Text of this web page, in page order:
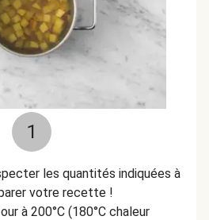
1
les quantités indiquées à
votre recette !
à 200°C (180°C chaleur